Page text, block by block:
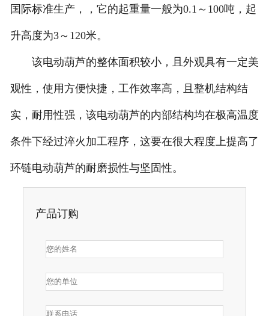
国际标准生产，，它的起重量一般为0.1～100吨，起
升高度为3～120米。
该电动葫芦的整体面积较小，且外观具有一定美
观性，使用方便快捷，工作效率高，且整机结构结
实，耐用性强，该电动葫芦的内部结构均在极高温度
条件下经过淬火加工程序，这要在很大程度上提高了
环链电动葫芦的耐磨损性与坚固性。
产品订购